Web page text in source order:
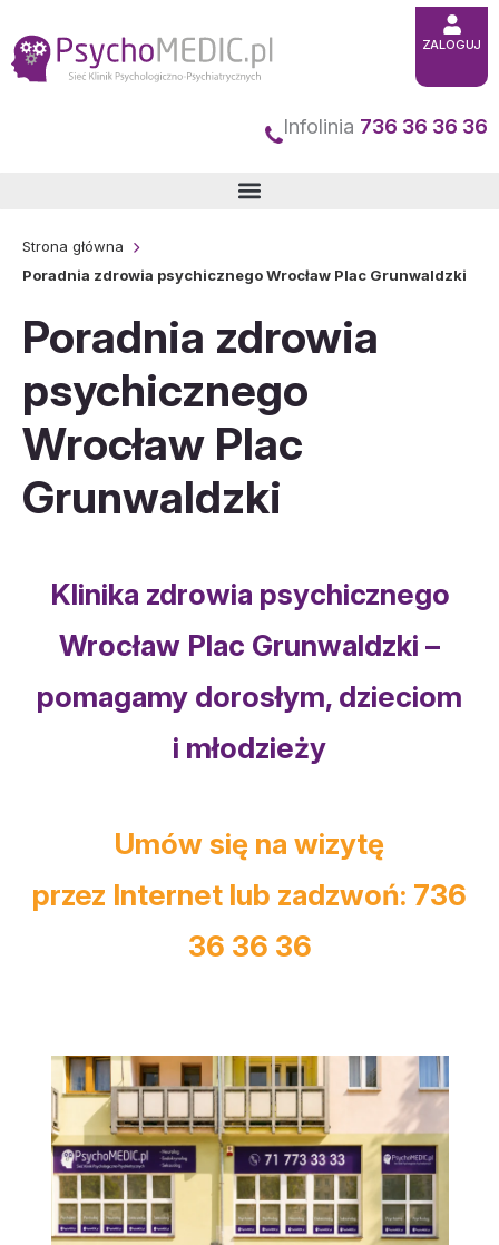
do
treści
Infolinia 736 36 36 36
ZALOGUJ
Strona główna
Poradnia zdrowia psychicznego Wrocław Plac Grunwaldzki
Poradnia zdrowia
psychicznego
Wrocław Plac
Grunwaldzki
Klinika zdrowia psychicznego
Wrocław Plac Grunwaldzki –
pomagamy dorosłym, dzieciom
i młodzieży
Umów się na wizytę
przez Internet lub zadzwoń: 736
36 36 36